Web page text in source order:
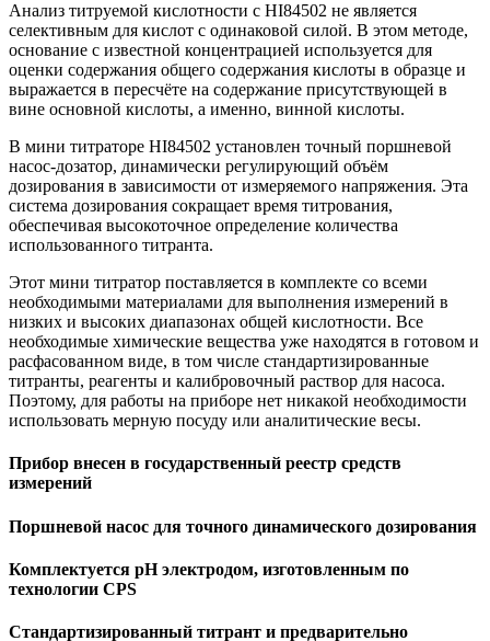
Анализ титруемой кислотности с HI84502 не является
селективным для кислот с одинаковой силой. В этом методе,
основание с известной концентрацией используется для
оценки содержания общего содержания кислоты в образце и
выражается в пересчёте на содержание присутствующей в
вине основной кислоты, а именно, винной кислоты.
В мини титраторе HI84502 установлен точный поршневой
насос-дозатор, динамически регулирующий объём
дозирования в зависимости от измеряемого напряжения. Эта
система дозирования сокращает время титрования,
обеспечивая высокоточное определение количества
использованного титранта.
Этот мини титратор поставляется в комплекте со всеми
необходимыми материалами для выполнения измерений в
низких и высоких диапазонах общей кислотности. Все
необходимые химические вещества уже находятся в готовом и
расфасованном виде, в том числе стандартизированные
титранты, реагенты и калибровочный раствор для насоса.
Поэтому, для работы на приборе нет никакой необходимости
использовать мерную посуду или аналитические весы.
Прибор внесен в государственный реестр средств
измерений
Поршневой насос для точного динамического дозирования
Комплектуется рН электродом, изготовленным по
технологии CPS
Стандартизированный титрант и предварительно